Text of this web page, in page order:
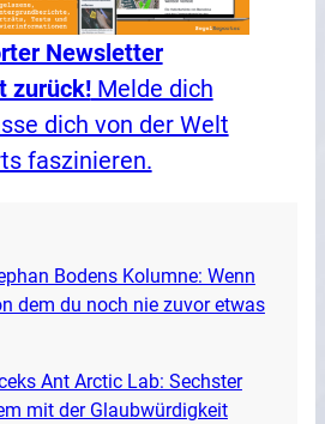
Newsletter
zurück!Melde dich
dich von der Welt
faszinieren.
Bodens Kolumne: Wenn
dem du noch nie zuvor etwas
Ant Arctic Lab: Sechster
mit der Glaubwürdigkeit